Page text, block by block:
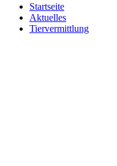
Startseite
Aktuelles
Tiervermittlung